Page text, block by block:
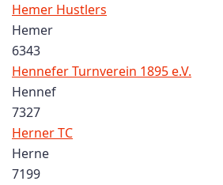
Hemer Hustlers
Hemer
6343
Hennefer Turnverein 1895 e.V.
Hennef
7327
Herner TC
Herne
7199